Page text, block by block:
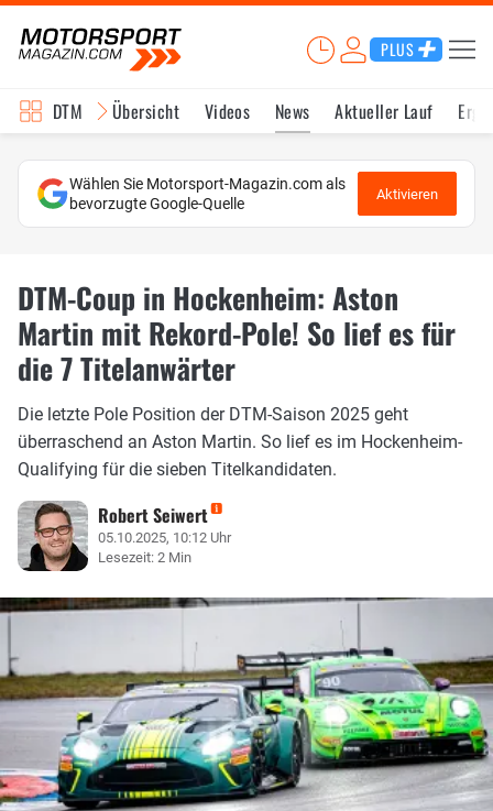
PLUS
DTM Übersicht Videos News Aktueller Lauf
Wählen Sie Motorsport-Magazin.com als
bevorzugte Google-Quelle
Aktivieren
DTM-Coup in Hockenheim: Aston
Martin mit Rekord-Pole! So lief es für
die 7 Titelanwärter
Die letzte Pole Position der DTM-Saison 2025 geht
überraschend an Aston Martin. So lief es im Hockenheim-
Qualifying für die sieben Titelkandidaten.
Robert Seiwert
05.10.2025, 10:12 Uhr
Lesezeit: 2 Min